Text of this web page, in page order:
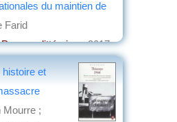
du maintien de
Farid
littéraires, 2017
histoire et
Mourre ;